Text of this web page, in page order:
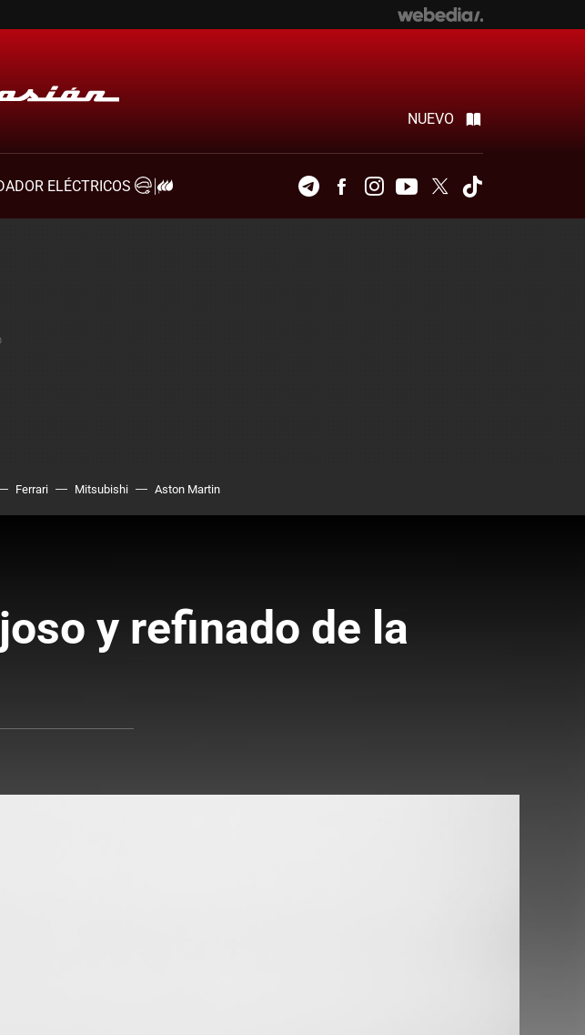
NUEVO
ELÉCTRICOS
TelegramFacebookInstagramYoutubeTwitter
Ferrari Mitsubishi Aston Martin
y refinado de la